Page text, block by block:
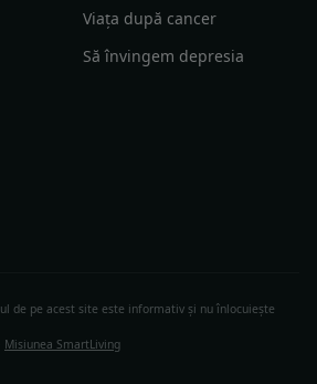
Viața după cancer
Să învingem depresia
de pe acest site este informativ și nu înlocuiește
Misiunea SmartLiving